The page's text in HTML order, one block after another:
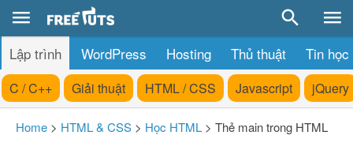
Lập trình WordPress Hosting Thủ thuật Tin học
C / C++ Giải thuật HTML / CSS Javascript jQuery
Home > HTML & CSS > Học HTML > Thẻ main trong HTML